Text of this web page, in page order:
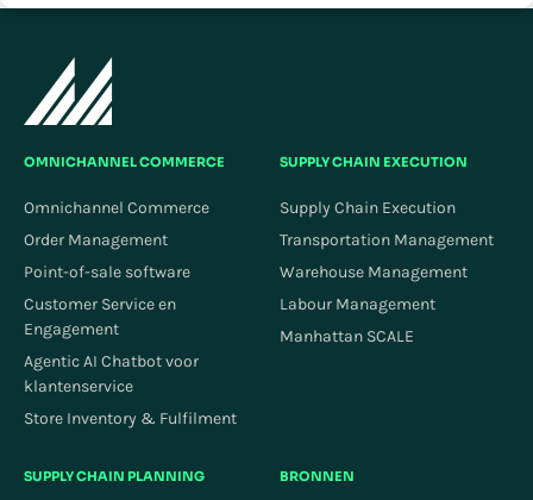
OMNICHANNEL COMMERCE
Omnichannel Commerce
Order Management
Point-of-sale software
Customer Service en
Engagement
Agentic AI Chatbot voor
klantenservice
Store Inventory & Fulfilment
SUPPLY CHAIN EXECUTION
Supply Chain Execution
Transportation Management
Warehouse Management
Labour Management
Manhattan SCALE
SUPPLY CHAIN PLANNING BRONNEN